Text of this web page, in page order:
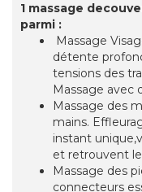
1 massage
parmi :
Massage
détente
tensions des
Massage avec
Massage des
mains.
instant
et retrouvent
Massage des
connecteurs